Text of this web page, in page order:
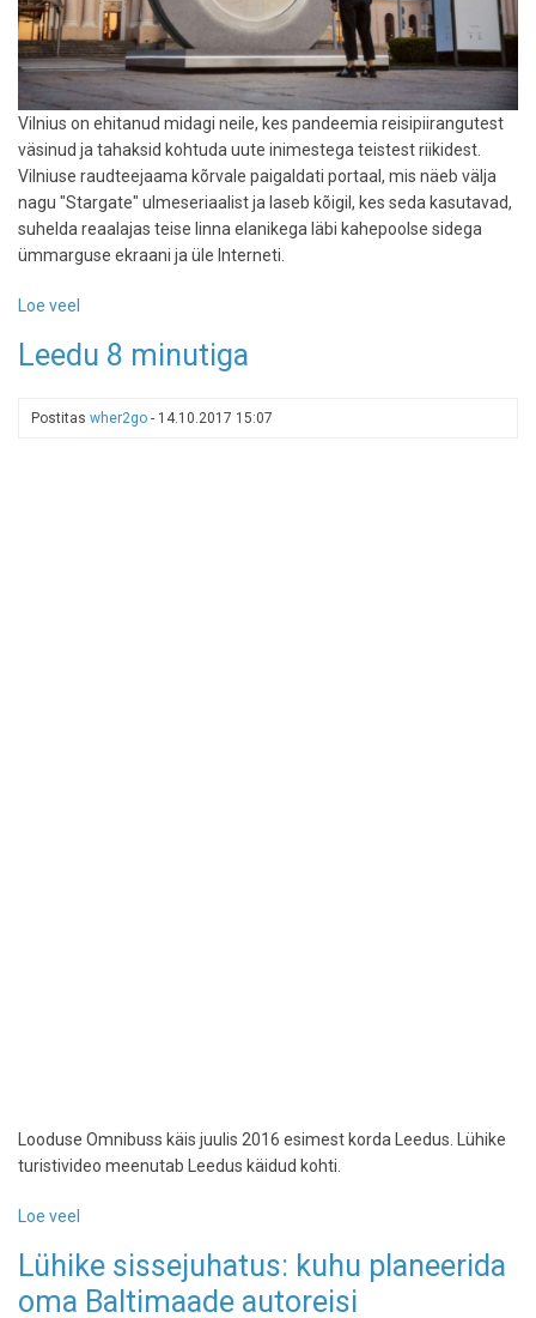
Vilnius on ehitanud midagi neile, kes pandeemia reisipiirangutest
väsinud ja tahaksid kohtuda uute inimestega teistest riikidest.
Vilniuse raudteejaama kõrvale paigaldati portaal, mis näeb välja
nagu "Stargate" ulmeseriaalist ja laseb kõigil, kes seda kasutavad,
suhelda reaalajas teise linna elanikega läbi kahepoolse sidega
ümmarguse ekraani ja üle Interneti.
Loe veel
seadis
üles
Leedu 8 minutiga
Postitas wher2go - 14.10.2017 15:07
Looduse Omnibuss käis juulis 2016 esimest korda Leedus. Lühike
turistivideo meenutab Leedus käidud kohti.
Loe veel
8
minutiga
Lühike sissejuhatus: kuhu planeerida
oma Baltimaade autoreisi